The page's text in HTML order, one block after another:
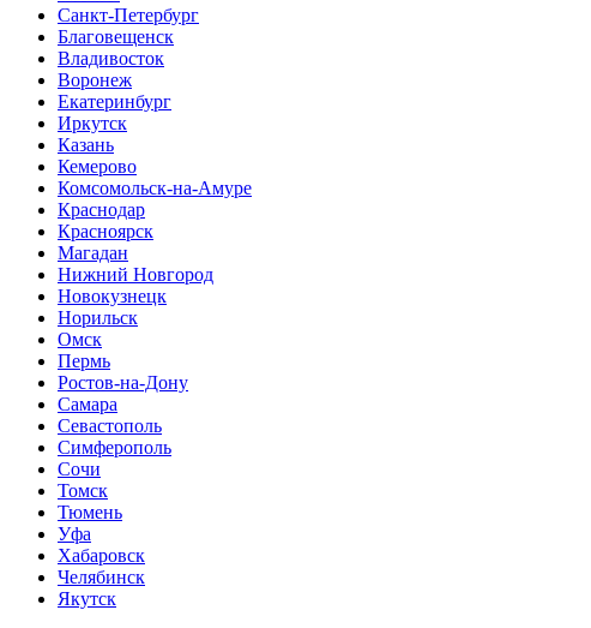
Санкт-Петербург
Благовещенск
Владивосток
Воронеж
Екатеринбург
Иркутск
Казань
Кемерово
Комсомольск-на-Амуре
Краснодар
Красноярск
Магадан
Нижний Новгород
Новокузнецк
Норильск
Омск
Пермь
Ростов-на-Дону
Самара
Севастополь
Симферополь
Сочи
Томск
Тюмень
Уфа
Хабаровск
Челябинск
Якутск